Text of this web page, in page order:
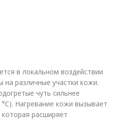
в локальном воздействии
различные участки кожи.
чуть сильнее
Нагревание кожи вызывает
расширяет